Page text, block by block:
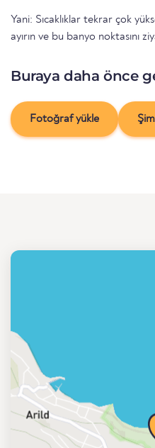
Yani: Sıcaklıklar tekrar çok
ayırın ve bu banyo noktasını
Buraya daha önce
Fotoğraf yükle